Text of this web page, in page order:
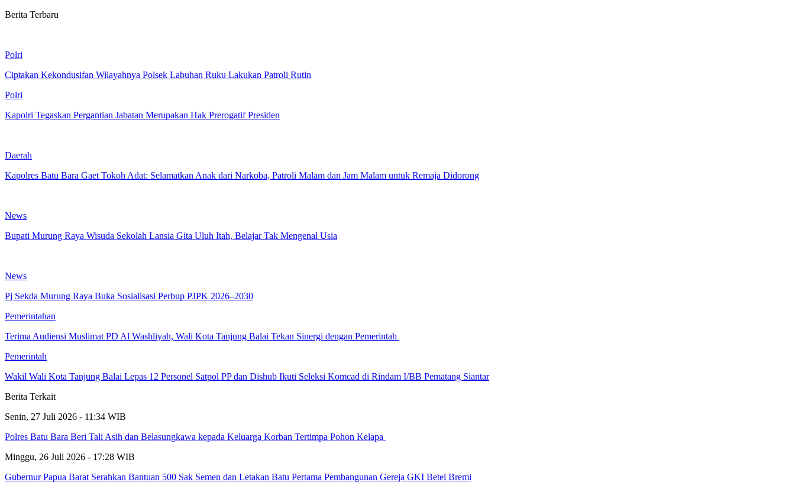
Berita Terbaru
Polri
Ciptakan Kekondusifan Wilayahnya Polsek Labuhan Ruku Lakukan Patroli Rutin
Polri
Kapolri Tegaskan Pergantian Jabatan Merupakan Hak Prerogatif Presiden
Daerah
Kapolres Batu Bara Gaet Tokoh Adat: Selamatkan Anak dari Narkoba, Patroli Malam dan Jam Malam untuk Remaja Didorong
News
Bupati Murung Raya Wisuda Sekolah Lansia Gita Uluh Itah, Belajar Tak Mengenal Usia
News
Pj Sekda Murung Raya Buka Sosialisasi Perbup PJPK 2026–2030
Pemerintahan
Terima Audiensi Muslimat PD Al Washliyah, Wali Kota Tanjung Balai Tekan Sinergi dengan Pemerintah
Pemerintah
Wakil Wali Kota Tanjung Balai Lepas 12 Personel Satpol PP dan Dishub Ikuti Seleksi Komcad di Rindam I/BB Pematang Siantar
Berita Terkait
Senin, 27 Juli 2026 - 11:34 WIB
Polres Batu Bara Beri Tali Asih dan Belasungkawa kepada Keluarga Korban Tertimpa Pohon Kelapa
Minggu, 26 Juli 2026 - 17:28 WIB
Gubernur Papua Barat Serahkan Bantuan 500 Sak Semen dan Letakan Batu Pertama Pembangunan Gereja GKI Betel Bremi